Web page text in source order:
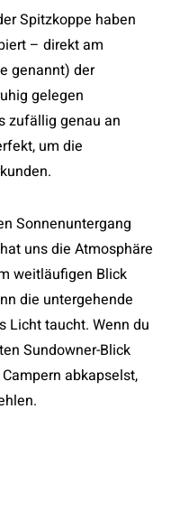
Spitzkoppe haben
– direkt am
genannt) der
gelegen
zufällig genau an
um die
Sonnenuntergang
uns die Atmosphäre
weitläufigen Blick
die untergehende
Licht taucht. Wenn du
Sundowner-Blick
abkapselst,